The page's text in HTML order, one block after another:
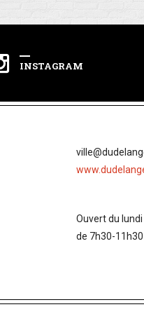
INSTAGRAM
Ouvert du
de 7h30-